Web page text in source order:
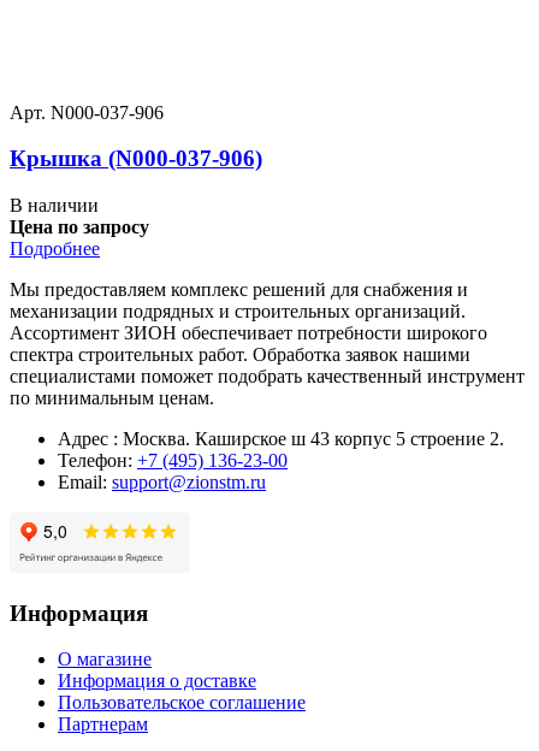
Арт. N000-037-906
Крышка (N000-037-906)
В наличии
Цена по запросу
Подробнее
Мы предоставляем комплекс решений для снабжения и
механизации подрядных и строительных организаций.
Ассортимент ЗИОН обеспечивает потребности широкого
спектра строительных работ. Обработка заявок нашими
специалистами поможет подобрать качественный инструмент
по минимальным ценам.
Адрес : Москва. Каширское ш 43 корпус 5 строение 2.
Телефон: +7 (495) 136-23-00
Email: support@zionstm.ru
Информация
О магазине
Информация о доставке
Пользовательское соглашение
Партнерам